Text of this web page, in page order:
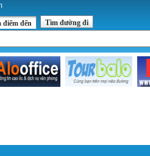
điểm đến Tìm đường đi